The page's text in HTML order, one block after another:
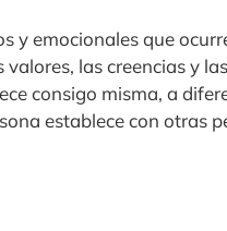
y emocionales que
las creencias y
consigo misma, a
establece con otras